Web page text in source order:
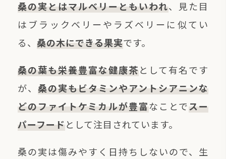
桑の実とはマルベリーともいわれ、見た目
はブラックベリーやラズベリーに似てい
る、桑の木にできる果実です。
桑の葉も栄養豊富な健康茶として有名です
が、桑の実もビタミンやアントシアニンな
どのファイトケミカルが豊富なことでスー
パーフードとして注目されています。
桑の実は傷みやすく日持ちしないので、生